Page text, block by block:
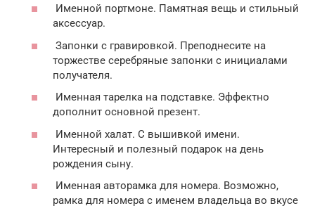
Именной портмоне. Памятная вещь и стильный
аксессуар.
Запонки с гравировкой. Преподнесите на
торжестве серебряные запонки с инициалами
получателя.
Именная тарелка на подставке. Эффектно
дополнит основной презент.
Именной халат. С вышивкой имени.
Интересный и полезный подарок на день
рождения сыну.
Именная авторамка для номера. Возможно,
рамка для номера с именем владельца во вкусе